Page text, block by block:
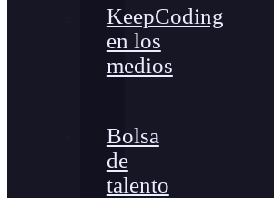
KeepCoding
en los
medios
Bolsa
de
talento